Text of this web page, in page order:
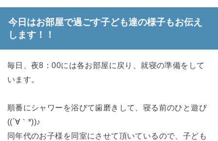
今日はお部屋で過ごす子ども達の様子もお伝え
します！！
毎日、夜8：00には各お部屋に戻り、就寝の準備をして
います。
順番にシャワーを浴びて歯磨きして、寝る前のひと遊び
((´∀｀*))♪
同年代のお子様を同室にさせて頂いているので、子ども